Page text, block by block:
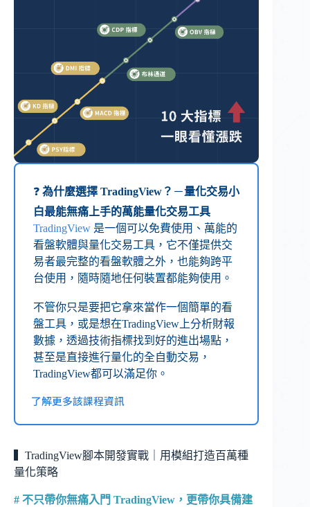
❓ 為什麼選擇 TradingView ？ －量化交易小
白最能無痛上手的萬能量化交易工具
TradingView 是一個可以免費使用、萬能的
看盤軟體與量化交易工具，它不僅提供交
易者最完整的看盤軟體之外，也能夠跨平
台使用，隨時隨地任何裝置都能夠使用。
不管你只是要把它拿來當作一個簡單的看
盤工具，或是想在TradingView上分析財報
數據，透過技術指標找到好的進出場點，
甚至是直接進行量化的全自動交易，
TradingView都可以滿足你。
了解更多該課程資訊
▍TradingView腳本開發實戰｜用模組打造百萬種
量化策略
# 不只帶你無痛入門 TradingView，更帶你具備建